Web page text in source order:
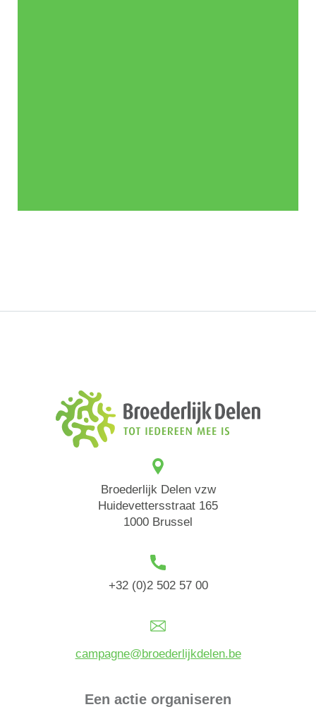
Broederlijk Delen vzw
Huidevettersstraat 165
1000 Brussel
+32 (0)2 502 57 00
campagne@broederlijkdelen.be
Een actie organiseren